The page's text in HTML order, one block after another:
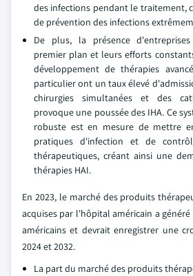
des infections pendant le traitement,
de prévention des infections
De plus, la présence
premier plan et leurs efforts
développement de thérapies
particulier ont un taux élevé
chirurgies simultanées et des
provoque une poussée des IHA. Ce
robuste est en mesure de mettre
pratiques d'infection et de
thérapeutiques, créant ainsi une
thérapies HAI.
En 2023, le marché des produits
acquises par l'hôpital américain a
américains et devrait enregistrer une
2024 et 2032.
La part du marché des produits